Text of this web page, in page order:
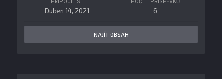
PŘIPOJIL SE
Duben 14, 2021
POČET PŘÍSPĚVKŮ
6
NAJÍT OBSAH